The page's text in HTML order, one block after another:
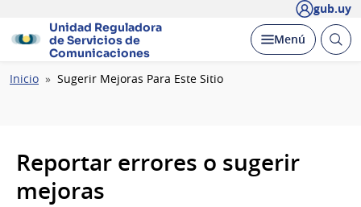
gub.uy
Unidad Reguladora
de Servicios de
Comunicaciones
Desplegar
Menú Abrir
Ruta
Inicio Sugerir Mejoras Para Este Sitio
Reportar errores o sugerir
mejoras